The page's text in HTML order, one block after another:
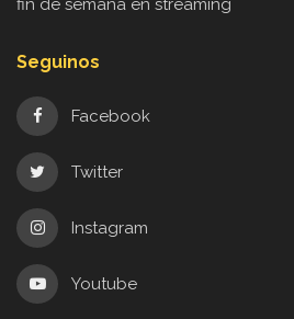
fin de semana en streaming
Seguinos
Facebook
Twitter
Instagram
Youtube